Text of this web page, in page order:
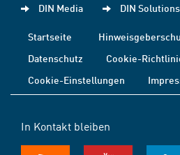
DIN Media DIN Solutions
Startseite
Datenschutz
Cookie-
Cookie-Einstellungen
In Kontakt bleiben